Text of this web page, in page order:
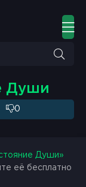
Души
0
Души»
её бесплатно